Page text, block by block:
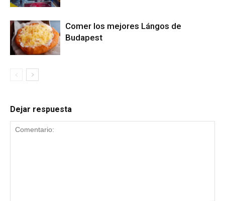
Comer los mejores Lángos de
Budapest
Dejar respuesta